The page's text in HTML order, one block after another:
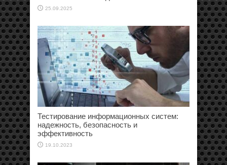
25.09.2025
Тестирование информационных систем:
надежность, безопасность и
эффективность
19.10.2023